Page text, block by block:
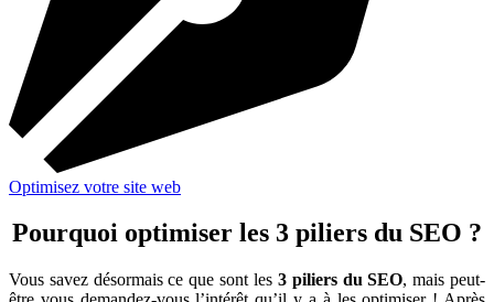
Optimisez votre site web
Pourquoi optimiser les 3 piliers du SEO ?
Vous savez désormais ce que sont les 3 piliers du SEO, mais peut-